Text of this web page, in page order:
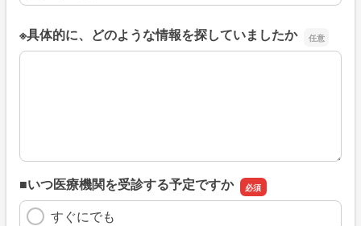
※具体的に、どのような情報を探していましたか
※具体的に、どのような情報を探していましたか
■いつ医療機関を受診する予定ですか
すぐにでも